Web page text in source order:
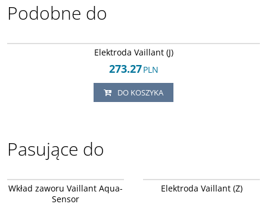
Podobne do
Elektroda Vaillant (J)
273.27PLN
DO KOSZYKA
Pasujące do
Wkład zaworu Vaillant Aqua-
Sensor
Elektroda Vaillant (Z)